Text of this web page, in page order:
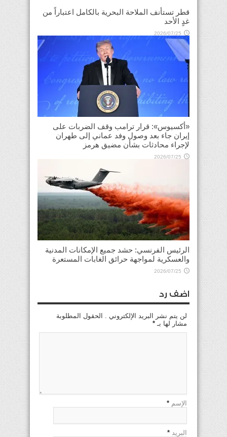
قطر تستأنف الملاحة البحرية بالكامل اعتباراً من
غدٍ الأحد
2026/07/25
«أكسيوس»: قرار ترامب وقف الضربات على
إيران جاء بعد وصول وفد عماني إلى طهران
لإجراء محادثات بشأن مضيق هرمز
2026/07/25
الرئيس الفرنسي: حشد جميع الإمكانات المدنية
والعسكرية لمواجهة حرائق الغابات المستعرة
2026/07/25
اضف رد
لن يتم نشر البريد الإلكتروني . الحقول المطلوبة
مشار لها بـ *
الإسم *
البريد *